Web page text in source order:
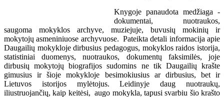
Knygoje panaudota medžiaga -
dokumentai, nuotraukos,
saugoma mokyklos archyve, muziejuje, buvusių mokinių ir
mokytojų asmeniniuose archyvuose. Pateikta detali informacija apie
Daugailių mokykloje dirbusius pedagogus, mokyklos raidos istorija,
statistiniai duomenys, nuotraukos, dokumentų faksimilės, joje
dirbusių mokytojų biografijos sudomins ne tik Daugailių krašte
gimusius ir šioje mokykloje besimokiusius ar dirbusius, bet ir
Lietuvos istorijos mylėtojus. Leidinyje daug nuotraukų,
iliustruojančių, kaip keitėsi, augo mokykla, tapusi svarbiu šio krašto